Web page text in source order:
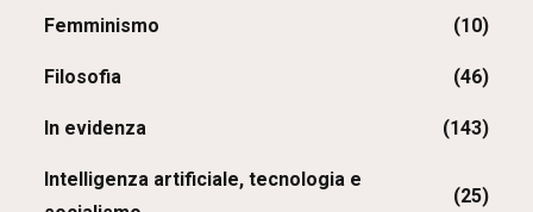
Femminismo (10)
Filosofia (46)
In evidenza (143)
Intelligenza artificiale, tecnologia e
(25)